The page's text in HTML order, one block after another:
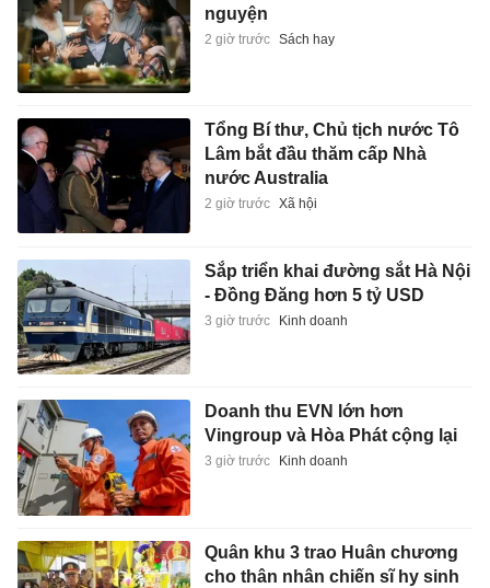
nguyện
2 giờ trước Sách hay
Tổng Bí thư, Chủ tịch nước Tô
Lâm bắt đầu thăm cấp Nhà
nước Australia
2 giờ trước Xã hội
Sắp triển khai đường sắt Hà Nội
- Đồng Đăng hơn 5 tỷ USD
3 giờ trước Kinh doanh
Doanh thu EVN lớn hơn
Vingroup và Hòa Phát cộng lại
3 giờ trước Kinh doanh
Quân khu 3 trao Huân chương
cho thân nhân chiến sĩ hy sinh